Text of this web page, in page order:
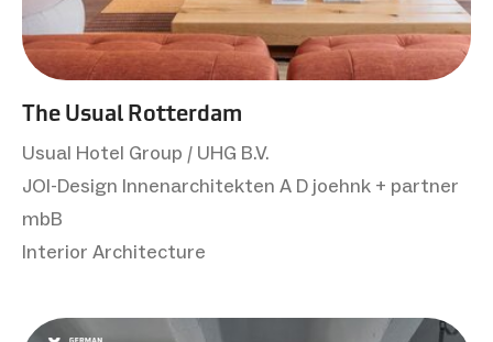
The Usual Rotterdam
Usual Hotel Group / UHG B.V.
JOI-Design Innenarchitekten A D joehnk + partner
mbB
Interior Architecture